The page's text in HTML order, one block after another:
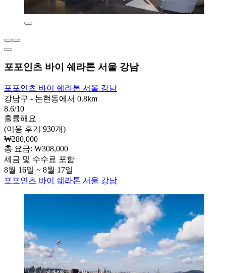
포포인츠 바이 쉐라톤 서울 강남
포포인츠 바이 쉐라톤 서울 강남
강남구 - 논현동에서 0.8km
8.6/10
훌륭해요
(이용 후기 930개)
₩280,000
총 요금: ₩308,000
세금 및 수수료 포함
8월 16일 ~ 8월 17일
포포인츠 바이 쉐라톤 서울 강남